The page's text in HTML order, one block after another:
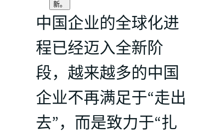
新。
中国企业的全球化进
程已经迈入全新阶
段，越来越多的中国
企业不再满足于“走出
去”，而是致力于“扎